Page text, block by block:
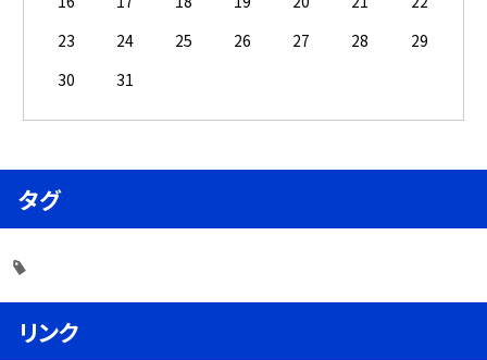
23
24 25 26 27 28
29
30
31
タグ
リンク